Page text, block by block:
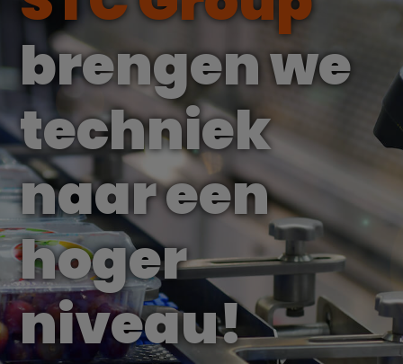
brengen we
techniek
naar een
hoger
niveau!